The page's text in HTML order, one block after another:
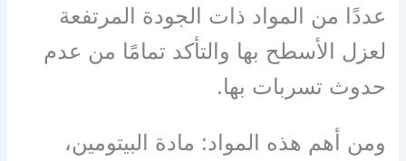
عددًا من المواد ذات الجودة المرتفعة
لعزل الأسطح بها والتأكد تمامًا من عدم
حدوث تسربات بها.
ومن أهم هذه المواد: مادة البيتومين،